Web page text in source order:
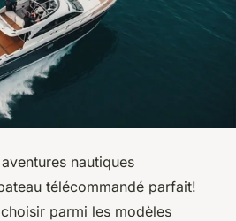
nautiques
télécommandé parfait!
parmi les modèles